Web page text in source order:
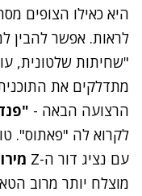
היא כאילו הצופים
לראות. אפשר להבין
"שחיתות שלטונית,
מתדלקים את
הרצועה הבאה -
לקרוא לה "פאתוס".
עם נציג דור ה-Z
מוצלח יותר מרוב